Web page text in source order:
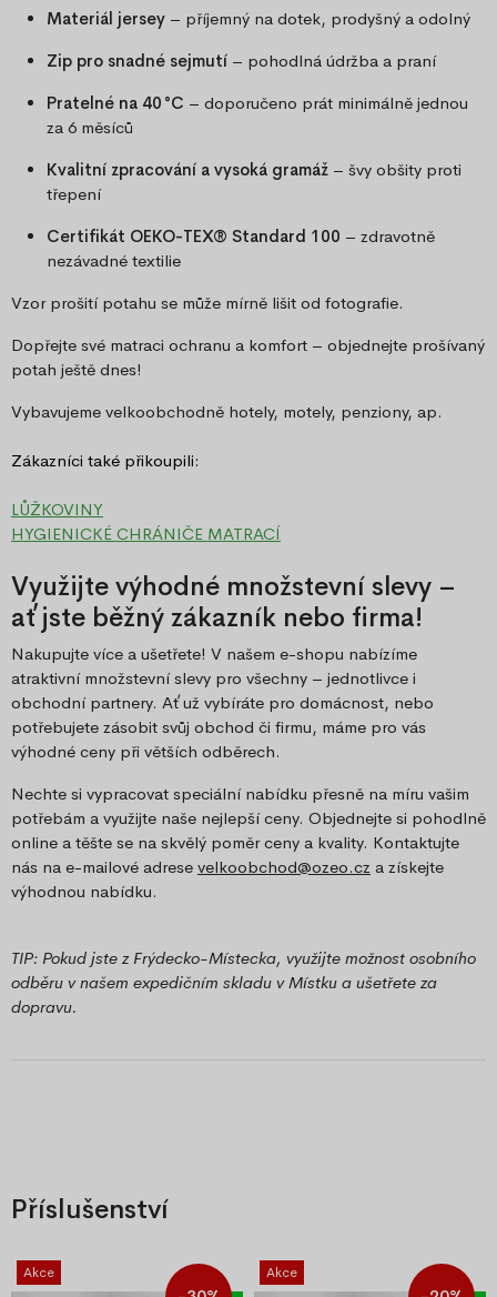
Materiál jersey – příjemný na dotek, prodyšný a odolný
Zip pro snadné sejmutí – pohodlná údržba a praní
Pratelné na 40 °C – doporučeno prát minimálně jednou
za 6 měsíců
Kvalitní zpracování a vysoká gramáž – švy obšity proti
třepení
Certifikát OEKO-TEX® Standard 100 – zdravotně
nezávadné textilie
Vzor prošití potahu se může mírně lišit od fotografie.
Dopřejte své matraci ochranu a komfort – objednejte prošívaný
potah ještě dnes!
Vybavujeme velkoobchodně hotely, motely, penziony, ap.
Zákazníci také přikoupili:
LŮŽKOVINY
HYGIENICKÉ CHRÁNIČE MATRACÍ
Využijte výhodné množstevní slevy –
ať jste běžný zákazník nebo firma!
Nakupujte více a ušetřete! V našem e-shopu nabízíme
atraktivní množstevní slevy pro všechny – jednotlivce i
obchodní partnery. Ať už vybíráte pro domácnost, nebo
potřebujete zásobit svůj obchod či firmu, máme pro vás
výhodné ceny při větších odběrech.
Nechte si vypracovat speciální nabídku přesně na míru vašim
potřebám a využijte naše nejlepší ceny. Objednejte si pohodlně
online a těšte se na skvělý poměr ceny a kvality. Kontaktujte
nás na e-mailové adrese velkoobchod@ozeo.cz a získejte
výhodnou nabídku.
TIP: Pokud jste z Frýdecko-Místecka, využijte možnost osobního
odběru v našem expedičním skladu v Místku a ušetřete za
dopravu.
Příslušenství
Akce Akce